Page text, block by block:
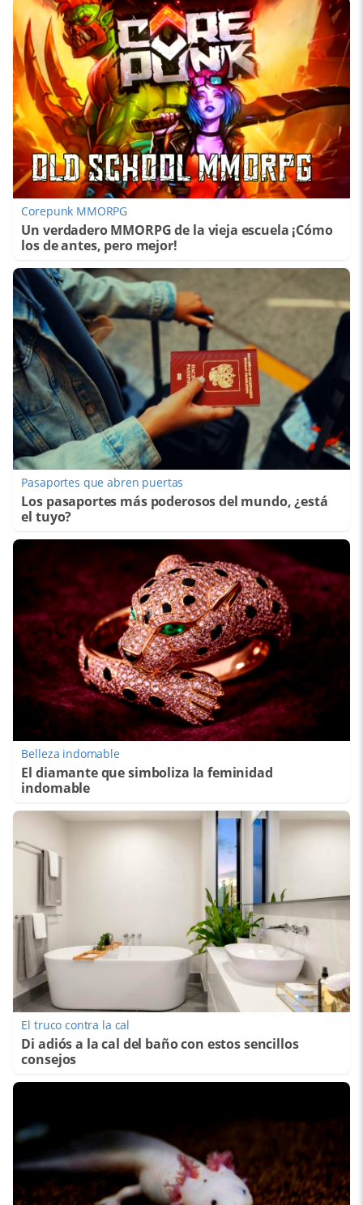
Corepunk MMORPG
Un verdadero MMORPG de la vieja escuela ¡Cómo
los de antes, pero mejor!
Pasaportes que abren puertas
Los pasaportes más poderosos del mundo, ¿está
el tuyo?
Belleza indomable
El diamante que simboliza la feminidad
indomable
El truco contra la cal
Di adiós a la cal del baño con estos sencillos
consejos